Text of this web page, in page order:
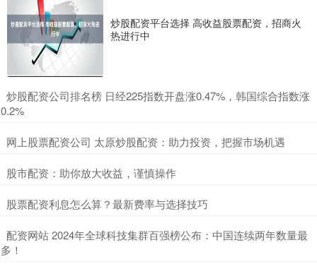
炒股配资平台选择 高收益股票配资，招商火
热进行中
​炒股配资公司排名榜 日经225指数开盘涨0.47%，韩国综合指数涨
0.2%
​网上股票配资公司 太原炒股配资：助力投资，把握市场机遇
​股市配资：助你放大收益，谨慎操作
​股票配资利息怎么算？最新费率与选择技巧
​配资网站 2024年全球科技集群百强榜公布：中国连续两年数量最
多！